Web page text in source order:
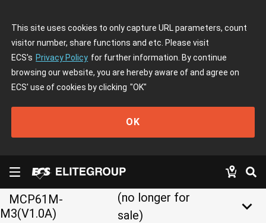
This site uses cookies to only capture URL parameters, count
visitor number, share functions and etc. Please visit
ECS's Privacy Policy for further information. By continue
browsing our website, you are hereby aware of and agree on
ECS' use of cookies by clicking "OK"
OK
MCP61M-
M3(V1.0A)
(no longer for
sale)
keyboard_arrow_down